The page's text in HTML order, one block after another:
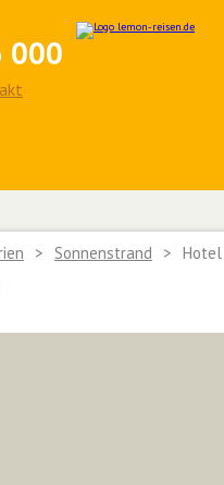
000
> Sonnenstrand > Hotel